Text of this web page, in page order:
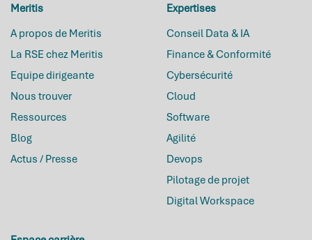
Meritis
A propos de Meritis
La RSE chez Meritis
Equipe dirigeante
Nous trouver
Ressources
Blog
Actus / Presse
Expertises
Conseil Data & IA
Finance & Conformité
Cybersécurité
Cloud
Software
Agilité
Devops
Pilotage de projet
Digital Workspace